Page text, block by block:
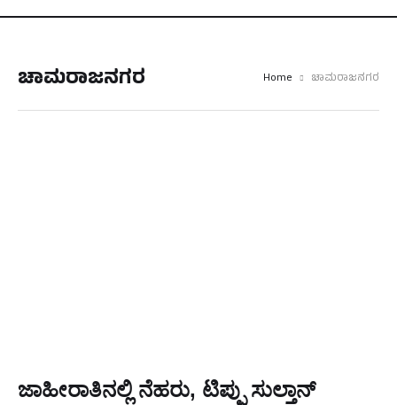
ಚಾಮರಾಜನಗರ Home ಚಾಮರಾಜನಗರ
ಜಾಹೀರಾತಿನಲ್ಲಿ ನೆಹರು, ಟಿಪ್ಪು ಸುಲ್ತಾನ್